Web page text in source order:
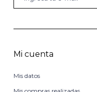
Mi cuenta
Mis datos